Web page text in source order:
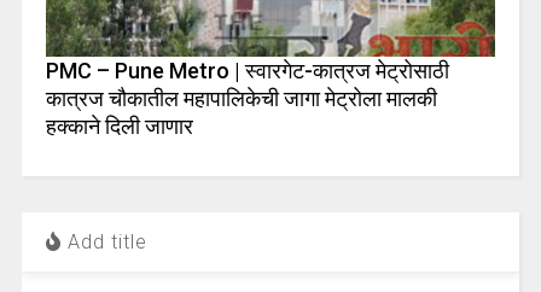
PMC – Pune Metro | स्वारगेट-कात्रज मेट्रोसाठी
कात्रज चौकातील महापालिकेची जागा मेट्रोला मालकी
हक्काने दिली जाणार
Add title